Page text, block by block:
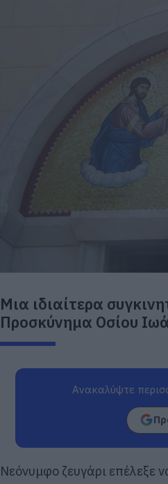
Μια ιδιαίτερα
Προσκύνημα Οσίου
Ανακαλύψτε
Νεόνυμφο ζευγάρι επέλεξε